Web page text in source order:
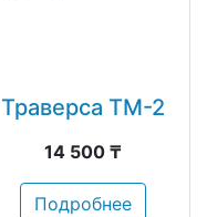
Траверса ТМ-2
14 500 ₸
Подробнее